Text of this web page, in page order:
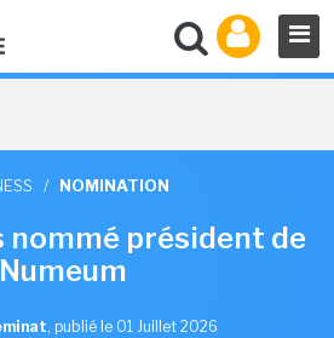
/ NOMINATION
nommé président de
Numeum
, publié le 01 Juillet 2026